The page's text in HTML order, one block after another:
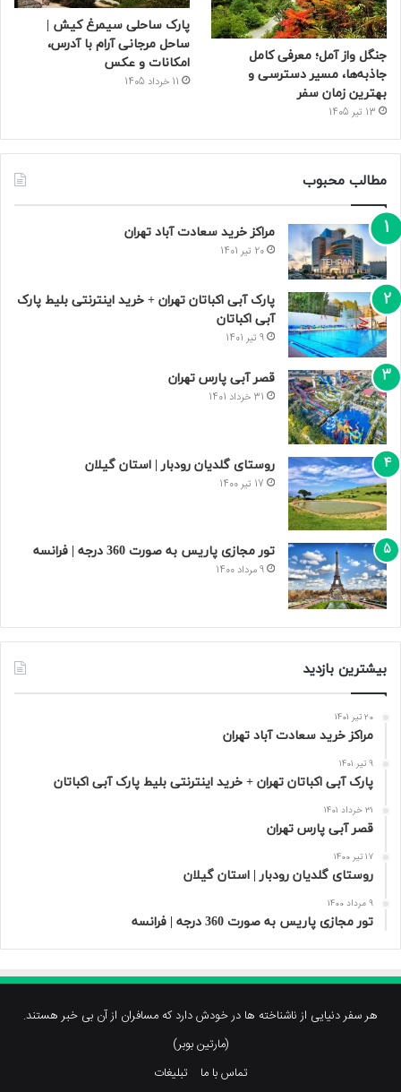
جنگل واز آمل؛ معرفی کامل
جاذبه‌ها، مسیر دسترسی و
بهترین زمان سفر
13 تیر 1405
پارک ساحلی سیمرغ کیش |
ساحل مرجانی آرام با آدرس،
امکانات و عکس
11 خرداد 1405
مطالب محبوب
مراکز خرید سعادت‌ آباد تهران
20 تیر 1401
پارک آبی اکباتان تهران + خرید اینترنتی بلیط پارک
آبی اکباتان
9 تیر 1401
قصر آبی پارس تهران
31 خرداد 1401
روستای گلدیان رودبار | استان گیلان
17 تیر 1400
تور مجازی پاریس به صورت 360 درجه | فرانسه
9 مرداد 1400
بیشترین بازدید
20 تیر 1401
مراکز خرید سعادت‌ آباد تهران
9 تیر 1401
پارک آبی اکباتان تهران + خرید اینترنتی بلیط پارک آبی اکباتان
31 خرداد 1401
قصر آبی پارس تهران
17 تیر 1400
روستای گلدیان رودبار | استان گیلان
9 مرداد 1400
تور مجازی پاریس به صورت 360 درجه | فرانسه
هر سفر دنیایی از ناشناخته ها در خودش دارد که مسافران از آن بی خبر هستند.
(مارتین بوبر)
تماس با ما
تبلیغات